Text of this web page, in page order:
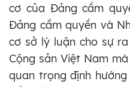
cơ của Đảng cầm
Đảng cầm quyền và
cơ sở lý luận cho sự
Cộng sản Việt Nam
quan trọng định